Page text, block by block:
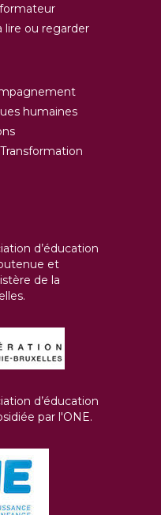
lire ou regarder
humaines
d’éducation
et
de la
d’éducation
par l'ONE.